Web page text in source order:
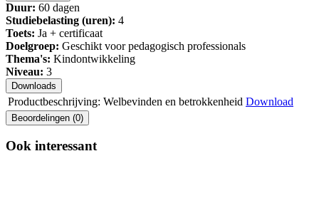
Duur: 60 dagen
Studiebelasting (uren): 4
Toets: Ja + certificaat
Doelgroep: Geschikt voor pedagogisch professionals
Thema's: Kindontwikkeling
Niveau: 3
Downloads
Productbeschrijving: Welbevinden en betrokkenheid Download
Beoordelingen (0)
Ook interessant